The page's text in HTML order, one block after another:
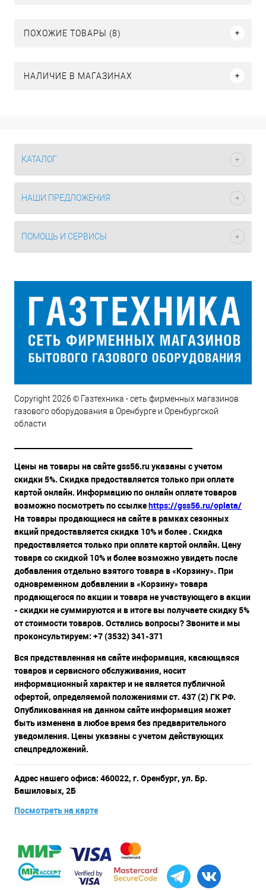
ПОХОЖИЕ ТОВАРЫ (8)
НАЛИЧИЕ В МАГАЗИНАХ
КАТАЛОГ
НАШИ ПРЕДЛОЖЕНИЯ
ПОМОЩЬ И СЕРВИСЫ
Copyright 2026 © Газтехника - сеть фирменных магазинов
газового оборудования в Оренбурге и Оренбургской
области
Цены на товары на сайте gss56.ru указаны с учетом
скидки 5%. Скидка предоставляется только при оплате
картой онлайн. Информацию по онлайн оплате товаров
возможно посмотреть по ссылкеhttps://gss56.ru/oplata/
На товары продающиеся на сайте в рамках сезонных
акций предоставляется скидка 10% и более . Скидка
предоставляется только при оплате картой онлайн. Цену
товара со скидкой 10% и более возможно увидеть после
добавления отдельно взятого товара в «Корзину». При
одновременном добавлении в «Корзину» товара
продающегося по акции и товара не участвующего в акции
- скидки не суммируются и в итоге вы получаете скидку 5%
от стоимости товаров. Остались вопросы? Звоните и мы
проконсультируем: +7 (3532) 341-371
Вся представленная на сайте информация, касающаяся
товаров и сервисного обслуживания, носит
информационный характер и не является публичной
офертой, определяемой положениями ст. 437 (2) ГК РФ.
Опубликованная на данном сайте информация может
быть изменена в любое время без предварительного
уведомления. Цены указаны с учетом действующих
спецпредложений.
Адрес нашего офиса: 460022, г. Оренбург, ул. Бр.
Башиловых, 2Б
Посмотреть на карте